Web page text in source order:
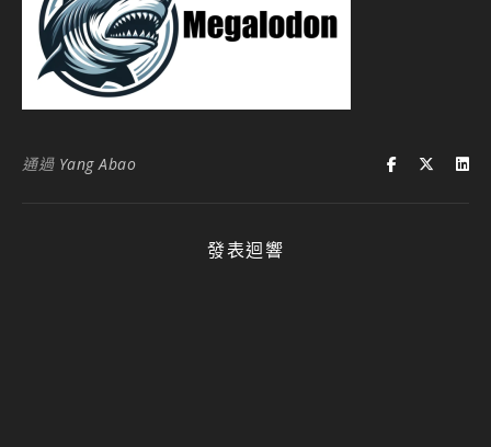
通過 Yang Abao
發表迴響